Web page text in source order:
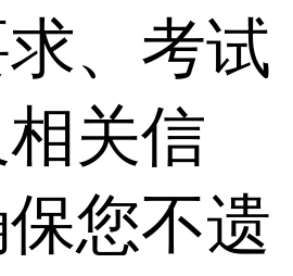
、考试
关信
您不遗